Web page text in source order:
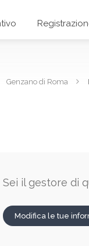
Genzano di Roma
Sei il gestore di
Modifica le tue